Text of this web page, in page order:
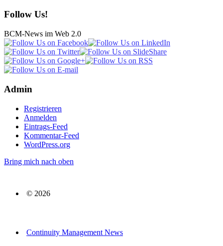
Follow Us!
BCM-News im Web 2.0
Admin
Registrieren
Anmelden
Eintrags-Feed
Kommentar-Feed
WordPress.org
Bring mich nach oben
© 2026
Continuity Management News